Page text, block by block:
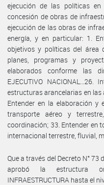
ejecución de las políticas
concesión de obras de
ejecución de las obras de
energía, y en particular: 1.
objetivos y políticas del área
planes, programas y
elaborados conforme las
EJECUTIVO
estructuras arancelarias en las
Entender en la elaboración y
transporte aéreo y
coordinación; 33. Entender en
internacional terrestre, fluvial,
Que a través del Decreto N° 73
aprobó la estructura
INFRAESTRUCTURA hasta el